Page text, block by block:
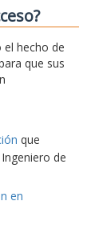
hecho de
que sus
que
de
en